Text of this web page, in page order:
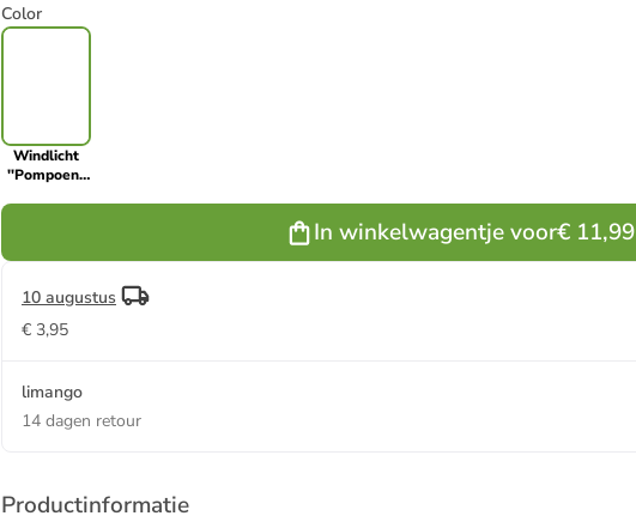
Color
Windlicht
''Pompoen''
(H)18 x Ø 12
In winkelwagentje voor€ 11,99
10 augustus
€ 3,95
limango
14 dagen retour
Productinformatie